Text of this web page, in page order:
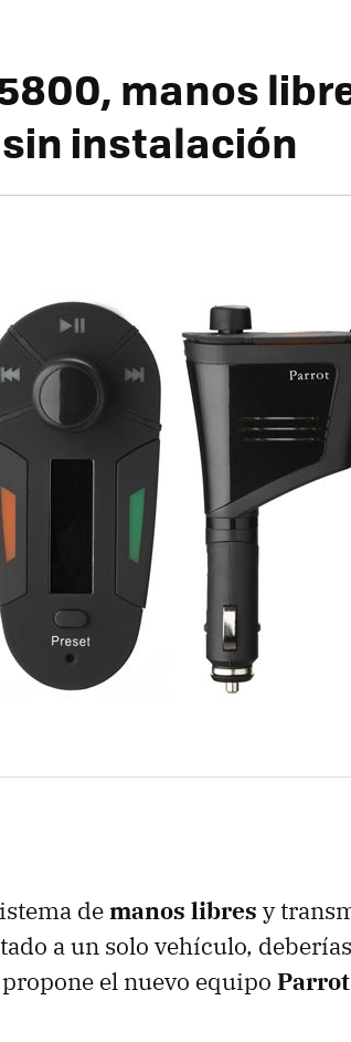
manos
instalación
demanos libres y
a un solo vehículo,
el nuevo equipo